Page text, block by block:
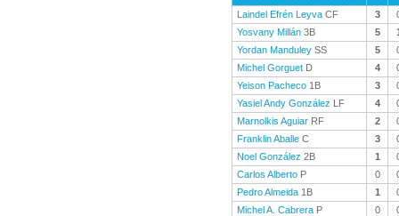
Laindel Efrén Leyva CF 3
Yosvany Millán 3B 5
Yordan Manduley SS 5
Michel Gorguet D 4
Yeison Pacheco 1B 3
Yasiel Andy González LF 4
Marnolkis Aguiar RF 2
Franklin Aballe C 3
Noel González 2B 1
Carlos Alberto P 0
Pedro Almeida 1B 1
Michel A. Cabrera P 0